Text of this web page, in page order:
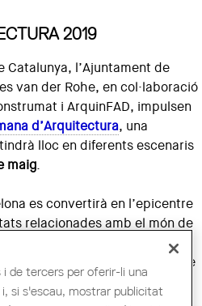
2019
Catalunya, l’Ajuntament de
van der Rohe, en col·laboració
i ArquinFAD, impulsen
d’Arquitectura, una
lloc en diferents escenaris
maig.
es convertirà en l’epicentre
relacionades amb el món de
enllà de les fronteres
el centenari de la fundació de
Bauhaus, l’edició
el llegat dels diferents
de tercers per oferir-li una
si s'escau, mostrar publicitat